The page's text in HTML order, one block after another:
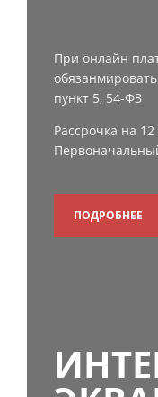
При онлайн
обязан
пункт 5, 54-ФЗ
Рассрочка на
ПОДРОБНЕЕ